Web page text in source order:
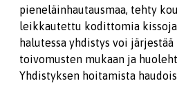
pieneläinhautausmaa, tehty
leikkautettu kodittomia
halutessa yhdistys voi
toivomusten mukaan ja
Yhdistyksen hoitamista